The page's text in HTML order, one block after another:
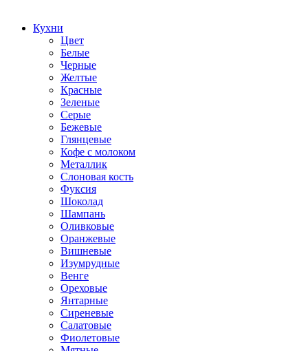
Кухни
Цвет
Белые
Черные
Желтые
Красные
Зеленые
Серые
Бежевые
Глянцевые
Кофе с молоком
Металлик
Слоновая кость
Фуксия
Шоколад
Шампань
Оливковые
Оранжевые
Вишневые
Изумрудные
Венге
Ореховые
Янтарные
Сиреневые
Салатовые
Фиолетовые